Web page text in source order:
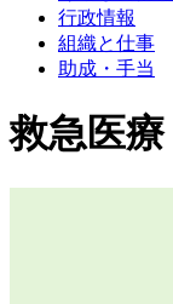
行政情報
組織と仕事
助成・手当
救急医療